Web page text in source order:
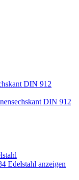
DIN 912
DIN 912
Edelstahl anzeigen